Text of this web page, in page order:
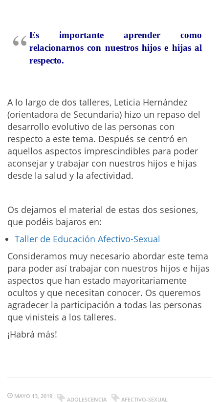
Es importante aprender como
relacionarnos con nuestros hijos e hijas al
respecto.
A lo largo de dos talleres, Leticia Hernández
(orientadora de Secundaria) hizo un repaso del
desarrollo evolutivo de las personas con
respecto a este tema. Después se centró en
aquellos aspectos imprescindibles para poder
aconsejar y trabajar con nuestros hijos e hijas
desde la salud y la afectividad.
Os dejamos el material de estas dos sesiones,
que podéis bajaros en:
Taller de Educación Afectivo-Sexual
Consideramos muy necesario abordar este tema
para poder así trabajar con nuestros hijos e hijas
aspectos que han estado mayoritariamente
ocultos y que necesitan conocer. Os queremos
agradecer la participación a todas las personas
que vinisteis a los talleres.
¡Habrá más!
MAYO 13, 2019 ADOLESCENCIA
AFECTIVO-SEXUAL